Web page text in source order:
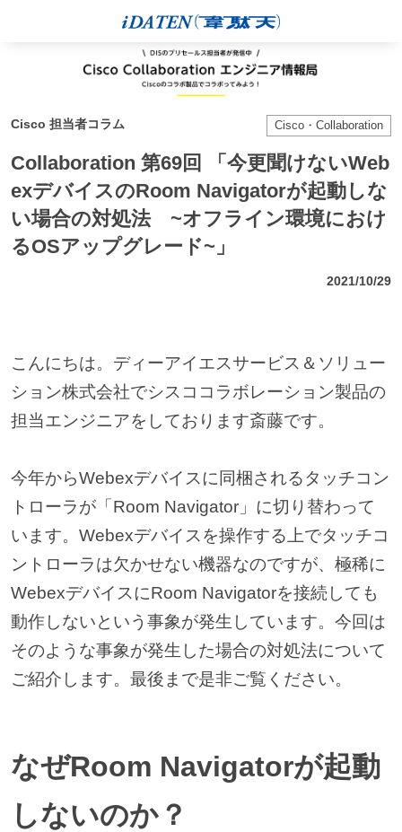
Cisco 担当者コラム Cisco・Collaboration
Collaboration 第69回 「今更聞けないWeb
exデバイスのRoom Navigatorが起動しな
い場合の対処法 ~オフライン環境におけ
るOSアップグレード~」
2021/10/29
こんにちは。ディーアイエスサービス＆ソリュー
ション株式会社でシスココラボレーション製品の
担当エンジニアをしております斎藤です。
今年からWebexデバイスに同梱されるタッチコン
トローラが「Room Navigator」に切り替わって
います。Webexデバイスを操作する上でタッチコ
ントローラは欠かせない機器なのですが、極稀に
WebexデバイスにRoom Navigatorを接続しても
動作しないという事象が発生しています。今回は
そのような事象が発生した場合の対処法について
ご紹介します。最後まで是非ご覧ください。
なぜRoom Navigatorが起動
しないのか？